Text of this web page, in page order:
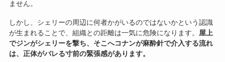
ません。
しかし、シェリーの周辺に何者かがいるのではないかという認識
が生まれることで、組織との距離は一気に危険になります。 屋上
でジンがシェリーを撃ち、そこへコナンが麻酔針で介入する流れ
は、正体がバレる寸前の緊張感があります。